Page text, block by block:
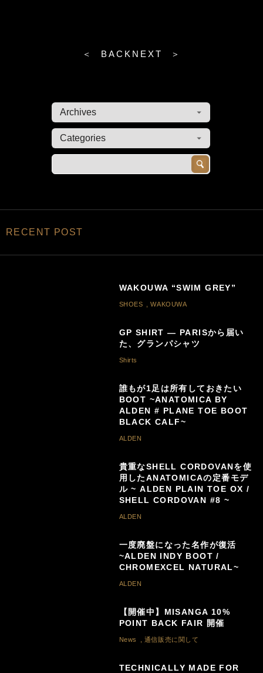
＜ BACK NEXT ＞
RECENT POST
WAKOUWA “SWIM GREY”
SHOES ,WAKOUWA
GP SHIRT — PARISから届い
た、グランパシャツ
Shirts
誰もが1足は所有しておきたい
BOOT ~ANATOMICA BY
ALDEN # PLANE TOE BOOT
BLACK CALF~
ALDEN
貴重なSHELL CORDOVANを使
用したANATOMICAの定番モデ
ル ~ ALDEN PLAIN TOE OX /
SHELL CORDOVAN #8 ~
ALDEN
一度廃盤になった名作が復活
~ALDEN INDY BOOT /
CHROMEXCEL NATURAL~
ALDEN
【開催中】MISANGA 10%
POINT BACK FAIR 開催
News 通信販売に関して
TECHNICALLY MADE FOR